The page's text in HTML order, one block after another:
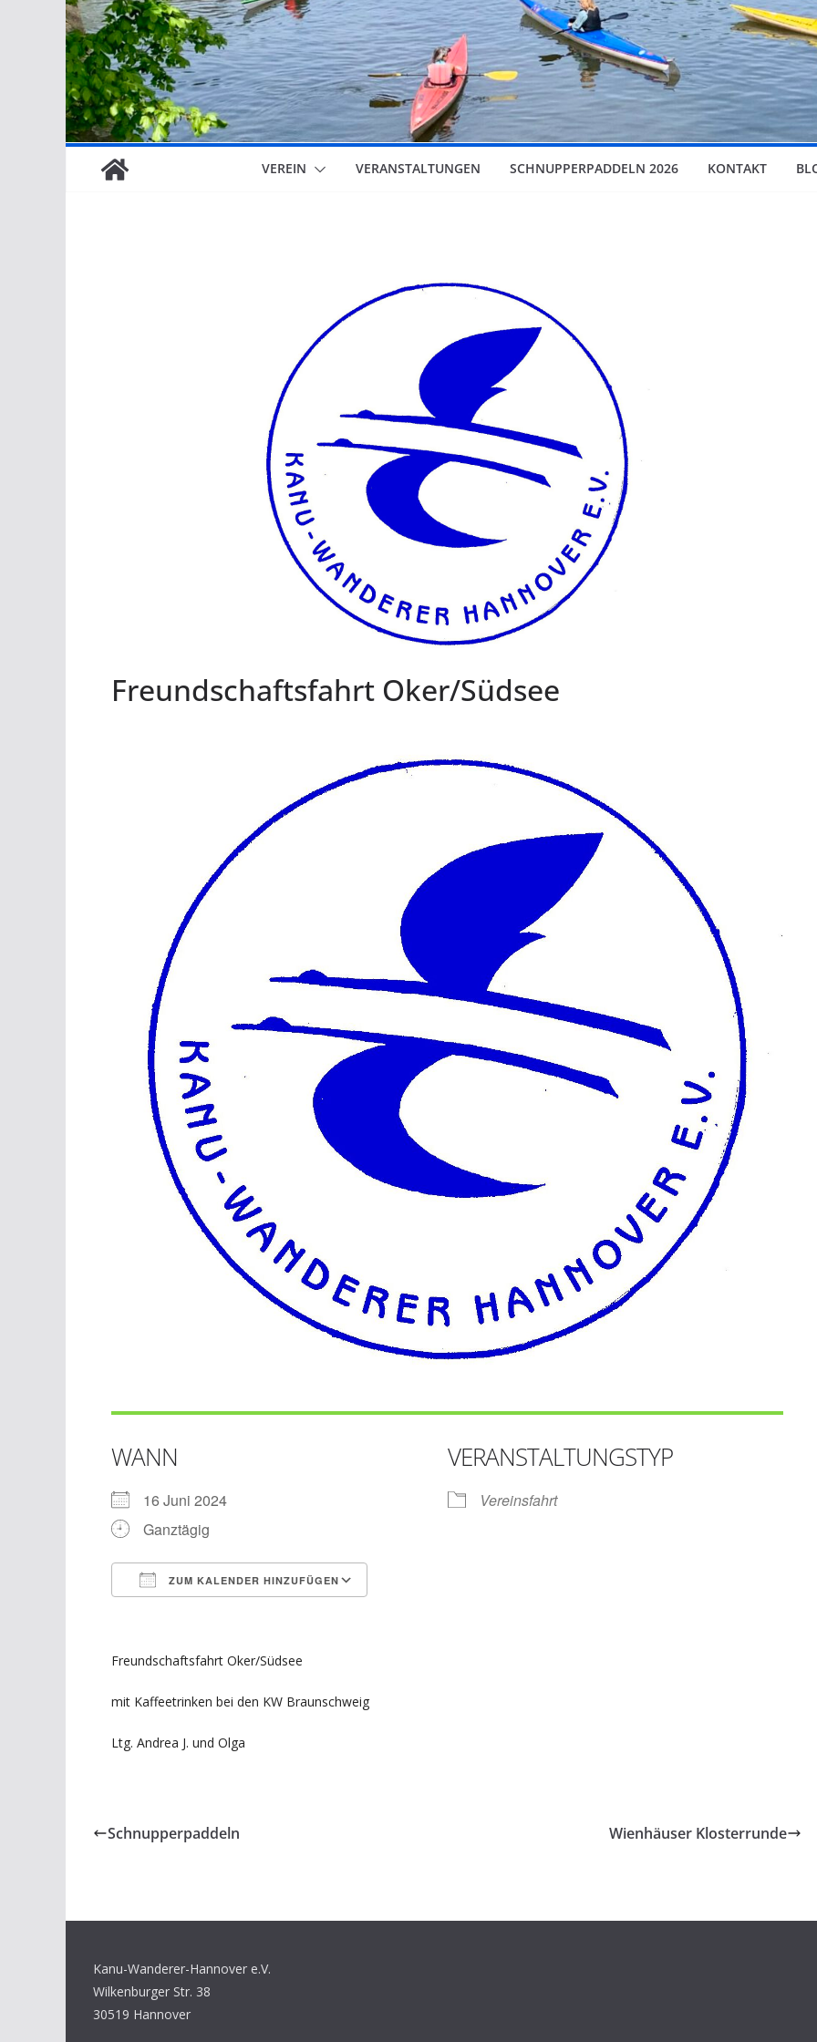
VEREIN VERANSTALTUNGEN SCHNUPPERPADDELN 2026 KONTAKT
Freundschaftsfahrt Oker/Südsee
WANN
16 Juni 2024
Ganztägig
ZUM KALENDER HINZUFÜGEN
VERANSTALTUNGSTYP
Vereinsfahrt
Freundschaftsfahrt Oker/Südsee
mit Kaffeetrinken bei den KW Braunschweig
Ltg. Andrea J. und Olga
Schnupperpaddeln Wienhäuser Klosterrunde
Kanu-Wanderer-Hannover e.V.
Wilkenburger Str. 38
30519 Hannover